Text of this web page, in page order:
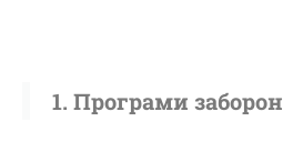
1. Програми заборон